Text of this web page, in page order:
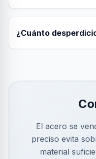
¿Cuánto
El acero se
preciso evita
material